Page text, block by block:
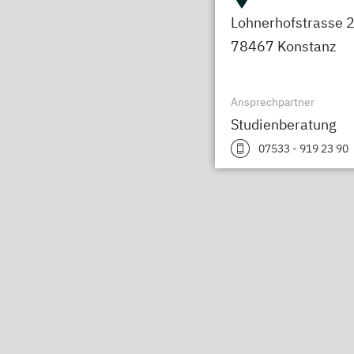
Lohnerhofstrasse 2
78467 Konstanz
Ansprechpartner
Studienberatung
07533 - 919 23 90